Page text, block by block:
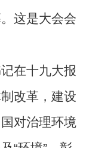
这是大会会
在十九大报
改革，建设
对治理环境